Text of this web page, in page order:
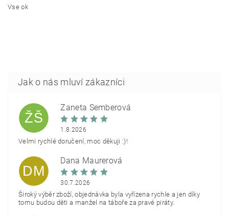
Vse ok
ŽŠ
Žaneta Šemberová
1.8.2026
Velmi rychlé doručení, moc děkuji :)!
DM
Dana Maurerová
30.7.2026
Široký výběr zboží, objednávka byla vyřízena rychle a jen díky
tomu budou děti a manžel na táboře za pravé piráty.